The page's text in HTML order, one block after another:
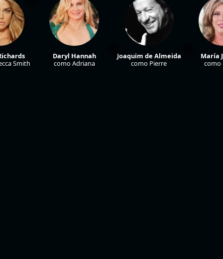
Smith
Daryl Hannah
como Adriana
Joaquim de Almeida
como Pierre
María
como